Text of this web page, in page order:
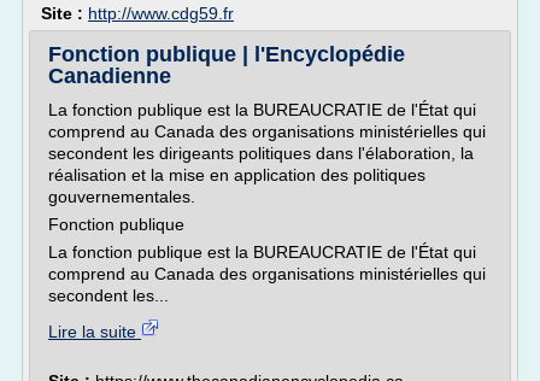
Site : http://www.cdg59.fr
Fonction publique | l'Encyclopédie
Canadienne
La fonction publique est la BUREAUCRATIE de l'État qui
comprend au Canada des organisations ministérielles qui
secondent les dirigeants politiques dans l'élaboration, la
réalisation et la mise en application des politiques
gouvernementales.
Fonction publique
La fonction publique est la BUREAUCRATIE de l'État qui
comprend au Canada des organisations ministérielles qui
secondent les...
Lire la suite